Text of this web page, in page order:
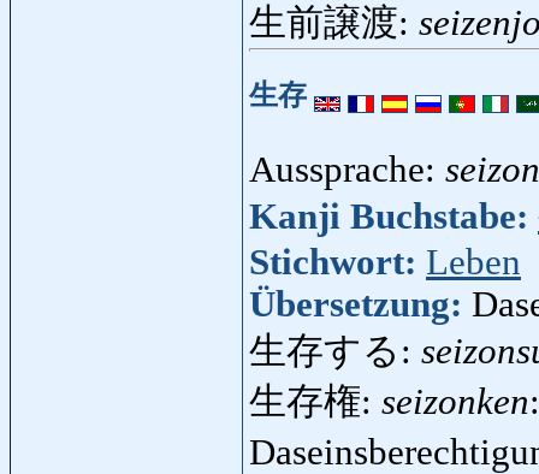
生前譲渡:
生存
Aussprache: seizon
Kanji Buchstabe:
Stichwort: Leben
Übersetzung:
生存する:
生存権: seizonken